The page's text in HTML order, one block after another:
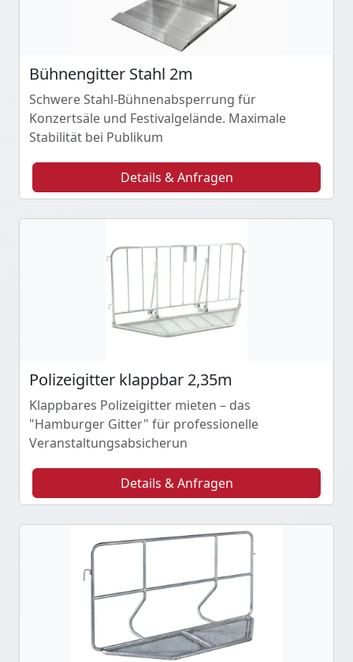
Bühnengitter Stahl 2m
Schwere Stahl-Bühnenabsperrung für
Konzertsäle und Festivalgelände. Maximale
Stabilität bei Publikum
Details & Anfragen
Polizeigitter klappbar 2,35m
Klappbares Polizeigitter mieten – das
"Hamburger Gitter" für professionelle
Veranstaltungsabsicherun
Details & Anfragen